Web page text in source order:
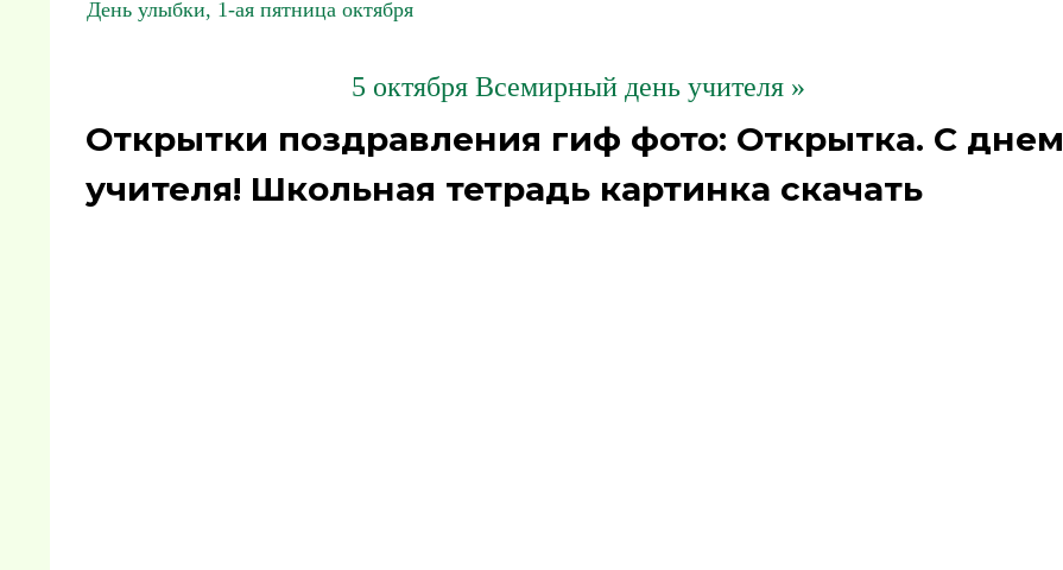
День улыбки, 1-ая пятница октября
5 октября Всемирный день учителя »
Открытки поздравления гиф фото: Открытка. С днем
учителя! Школьная тетрадь картинка скачать